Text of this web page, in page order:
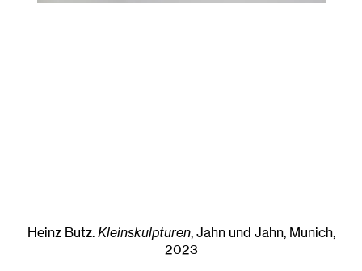
Heinz Butz.Kleinskulpturen, Jahn und Jahn, Munich,
2023